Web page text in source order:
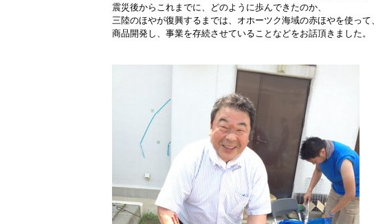
震災後からこれまでに、どのように歩んできたのか、
三陸のほやが復興するまでは、オホーツク海域の赤ほやを使って、
商品開発し、事業を存続させていることなどをお話頂きました。